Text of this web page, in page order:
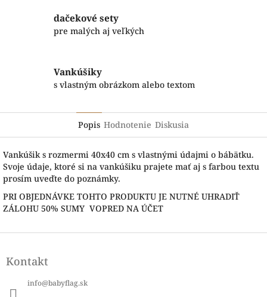
dačekové sety
pre malých aj veľkých
Vankúšiky
s vlastným obrázkom alebo textom
Popis Hodnotenie Diskusia
Vankúšik s rozmermi 40x40 cm s vlastnými údajmi o bábätku.
Svoje údaje, ktoré si na vankúšiku prajete mať aj s farbou textu
prosím uveďte do poznámky.
PRI OBJEDNÁVKE TOHTO PRODUKTU JE NUTNÉ UHRADIŤ
ZÁLOHU 50% SUMY VOPRED NA ÚČET
pKontakt
info@babyflag.sk